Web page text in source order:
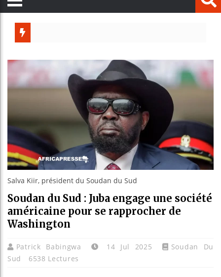
Aliko
Salva Kiir, président du Soudan du Sud
Soudan du Sud : Juba engage une société
américaine pour se rapprocher de
Washington
Patrick Babingwa 14 Jul 2025
Soudan Du
Sud
6538 Lectures